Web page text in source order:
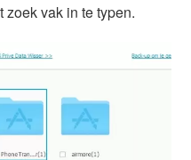
zoek vak in te typen.